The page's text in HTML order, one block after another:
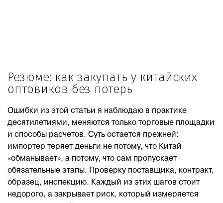
Резюме: как закупать у китайских
оптовиков без потерь
Ошибки из этой статьи я наблюдаю в практике
десятилетиями, меняются только торговые площадки
и способы расчетов. Суть остается прежней:
импортер теряет деньги не потому, что Китай
«обманывает», а потому, что сам пропускает
обязательные этапы. Проверку поставщика, контракт,
образец, инспекцию. Каждый из этих шагов стоит
недорого, а закрывает риск, который измеряется